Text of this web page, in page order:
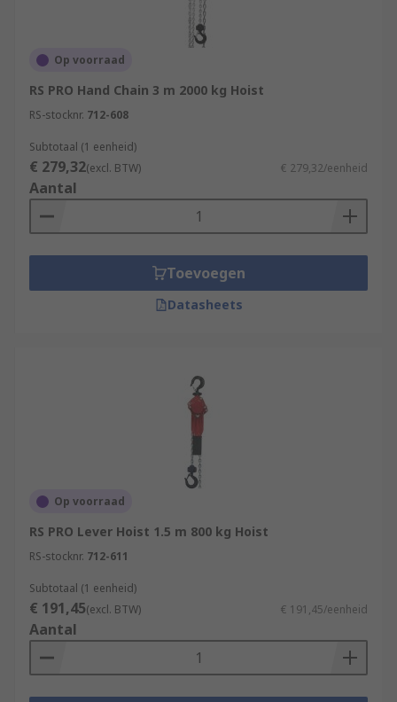
Op voorraad
RS PRO Hand Chain 3 m 2000 kg Hoist
RS-stocknr. 712-608
Subtotaal (1 eenheid)
€ 279,32(excl. BTW) € 279,32/eenheid
Aantal
Toevoegen
Datasheets
Op voorraad
RS PRO Lever Hoist 1.5 m 800 kg Hoist
RS-stocknr. 712-611
Subtotaal (1 eenheid)
€ 191,45(excl. BTW) € 191,45/eenheid
Aantal